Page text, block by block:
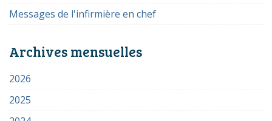
Messages de l'infirmière en chef
Archives mensuelles
2026
2025